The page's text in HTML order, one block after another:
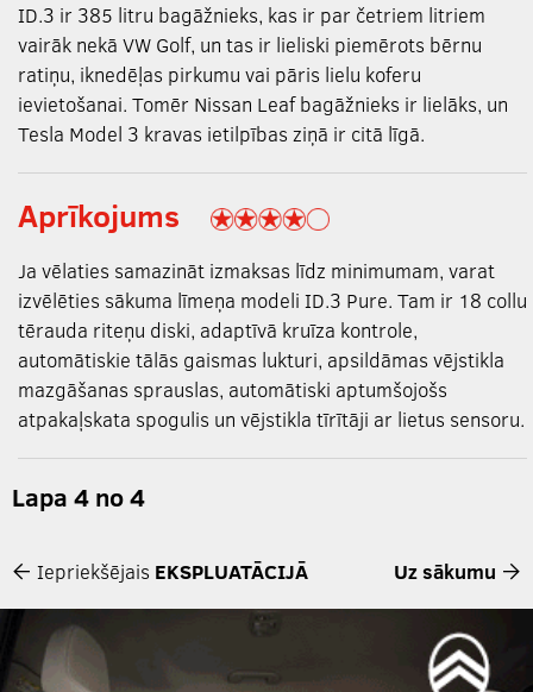
ID.3 ir 385 litru bagāžnieks, kas ir par četriem litriem
vairāk nekā VW Golf, un tas ir lieliski piemērots bērnu
ratiņu, iknedēļas pirkumu vai pāris lielu koferu
ievietošanai. Tomēr Nissan Leaf bagāžnieks ir lielāks, un
Tesla Model 3 kravas ietilpības ziņā ir citā līgā.
Aprīkojums
Ja vēlaties samazināt izmaksas līdz minimumam, varat
izvēlēties sākuma līmeņa modeli ID.3 Pure. Tam ir 18 collu
tērauda riteņu diski, adaptīvā kruīza kontrole,
automātiskie tālās gaismas lukturi, apsildāmas vējstikla
mazgāšanas sprauslas, automātiski aptumšojošs
atpakaļskata spogulis un vējstikla tīrītāji ar lietus sensoru.
Lapa 4 no 4
Iepriekšējais EKSPLUATĀCIJĀ Uz sākumu